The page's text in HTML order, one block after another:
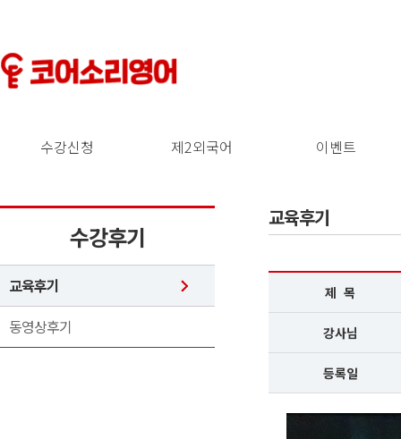
수강신청 제2외국어 이벤트
수강후기
교육후기
동영상후기
교육후기
제 목
강사님
등록일